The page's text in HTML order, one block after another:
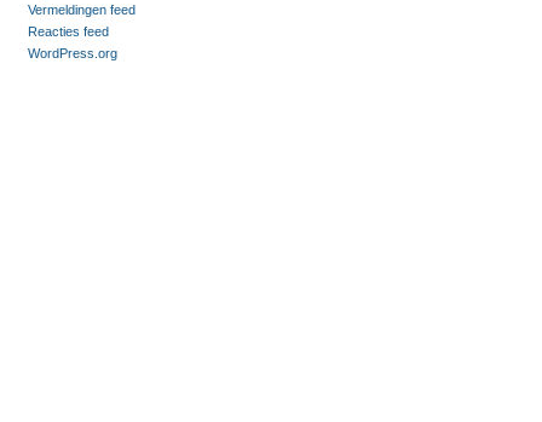
Vermeldingen feed
Reacties feed
WordPress.org